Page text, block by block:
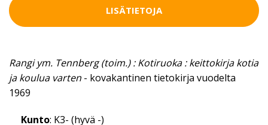
LISÄTIETOJA
Rangi ym. Tennberg (toim.) : Kotiruoka : keittokirja kotia
ja koulua varten - kovakantinen tietokirja vuodelta
1969
Kunto: K3- (hyvä -)